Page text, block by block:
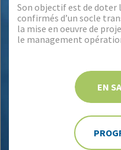
Son objectif est de doter
confirmés d’un socle
la mise en oeuvre de
le management
EN